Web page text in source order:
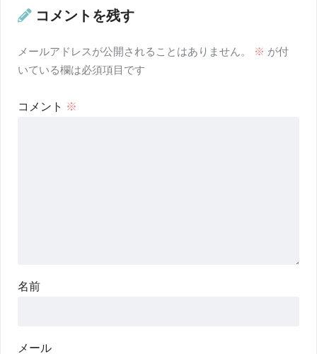
コメントを残す
メールアドレスが公開されることはありません。 ※ が付
いている欄は必須項目です
コメント ※
名前
メール